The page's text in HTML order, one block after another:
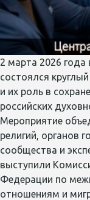
2 марта 2026
состоялся
и их роль в
российских
Мероприятие
религий, органов
сообщества и
выступили
Федерации по
отношениям и